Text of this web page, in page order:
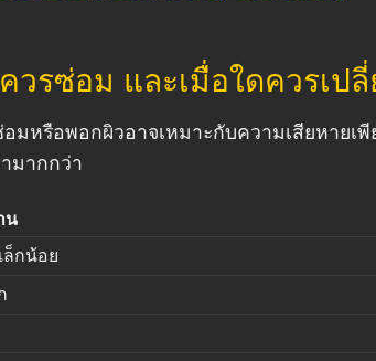
วรซ่อม และเมื่อใดควรเป
อมหรือพอกผิวอาจเหมาะกับความเสียหาย
มากกว่า
น
ล็กน้อย